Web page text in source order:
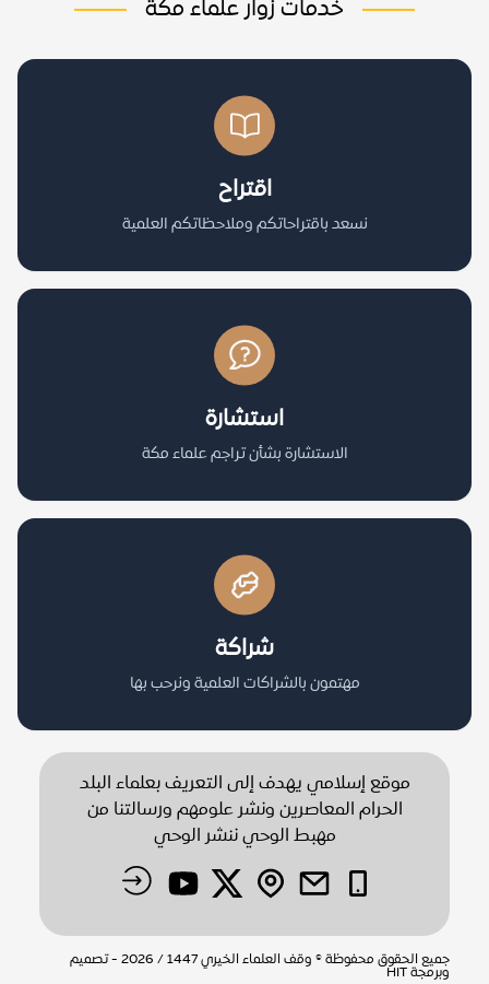
خدمات زوار علماء مكة
اقتراح
نسعد باقتراحاتكم وملاحظاتكم العلمية
استشارة
الاستشارة بشأن تراجم علماء مكة
شراكة
مهتمون بالشراكات العلمية ونرحب بها
موقع إسلامي يهدف إلى التعريف بعلماء البلد
الحرام المعاصرين ونشر علومهم ورسالتنا من
مهبط الوحي ننشر الوحي
جميع الحقوق محفوظة © وقف العلماء الخيري 1447 / 2026 - تصميم
وبرمجةHIT